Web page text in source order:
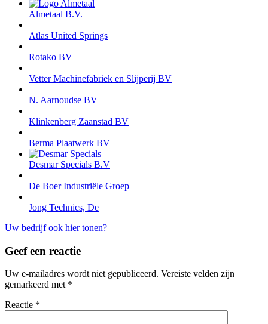
Almetaal B.V.
Atlas United Springs
Rotako BV
Vetter Machinefabriek en Slijperij BV
N. Aarnoudse BV
Klinkenberg Zaanstad BV
Berma Plaatwerk BV
Desmar Specials B.V
De Boer Industriële Groep
Jong Technics, De
Uw bedrijf ook hier tonen?
Geef een reactie
Uw e-mailadres wordt niet gepubliceerd. Vereiste velden zijn
gemarkeerd met *
Reactie *